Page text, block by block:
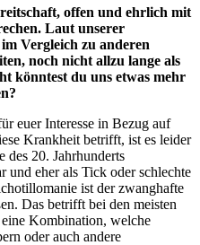
offen und ehrlich mit
Laut unserer
Vergleich zu anderen
noch nicht allzu lange als
könntest du uns etwas mehr
euer Interesse in Bezug auf
Krankheit betrifft, ist es leider
des 20. Jahrhunderts
und eher als Tick oder schlechte
ist der zwanghafte
Das betrifft bei den meisten
Kombination, welche
oder auch andere